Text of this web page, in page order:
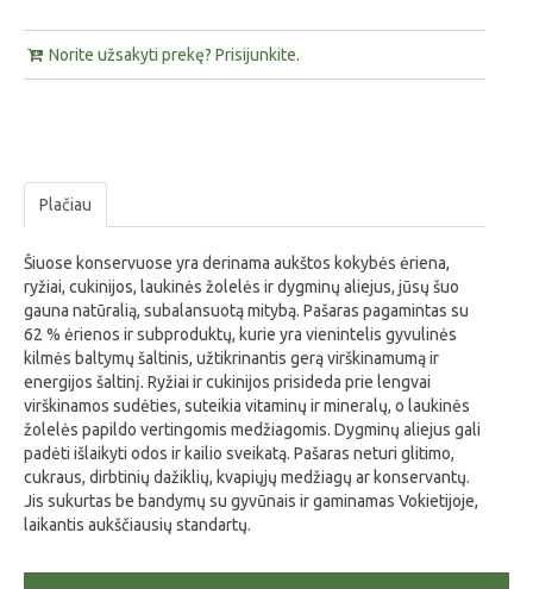
Norite užsakyti prekę? Prisijunkite.
Plačiau
Šiuose konservuose yra derinama aukštos kokybės ėriena,
ryžiai, cukinijos, laukinės žolelės ir dygminų aliejus, jūsų šuo
gauna natūralią, subalansuotą mitybą. Pašaras pagamintas su
62 % ėrienos ir subproduktų, kurie yra vienintelis gyvulinės
kilmės baltymų šaltinis, užtikrinantis gerą virškinamumą ir
energijos šaltinį. Ryžiai ir cukinijos prisideda prie lengvai
virškinamos sudėties, suteikia vitaminų ir mineralų, o laukinės
žolelės papildo vertingomis medžiagomis. Dygminų aliejus gali
padėti išlaikyti odos ir kailio sveikatą. Pašaras neturi glitimo,
cukraus, dirbtinių dažiklių, kvapiųjų medžiagų ar konservantų.
Jis sukurtas be bandymų su gyvūnais ir gaminamas Vokietijoje,
laikantis aukščiausių standartų.